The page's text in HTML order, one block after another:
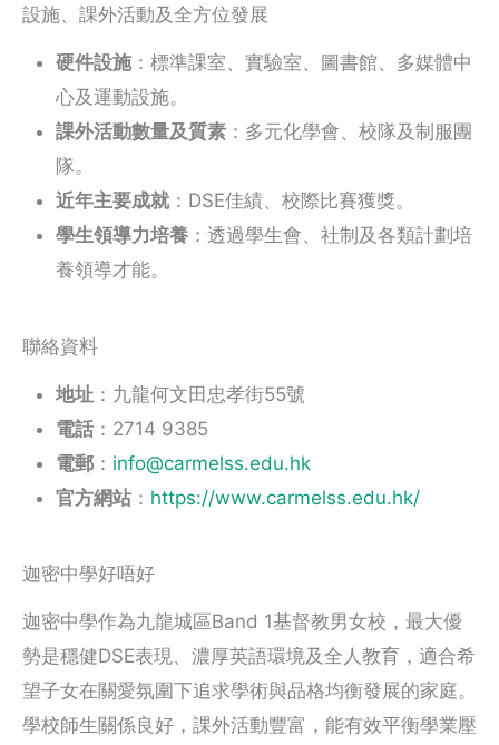
設施、課外活動及全方位發展
硬件設施：標準課室、實驗室、圖書館、多媒體中
心及運動設施。
課外活動數量及質素 ：多元化學會、校隊及制服團
隊。
近年主要成就 ：DSE佳績、校際比賽獲獎。
學生領導力培養 ：透過學生會、社制及各類計劃培
養領導才能。
聯絡資料
地址 ：九龍何文田忠孝街55號
電話 ：2714 9385
電郵 ： info@carmelss.edu.hk
官方網站 ： https://www.carmelss.edu.hk/
迦密中學好唔好
迦密中學作為九龍城區Band 1基督教男女校，最大優
勢是穩健DSE表現、濃厚英語環境及全人教育，適合希
望子女在關愛氛圍下追求學術與品格均衡發展的家庭。
學校師生關係良好，課外活動豐富，能有效平衡學業壓